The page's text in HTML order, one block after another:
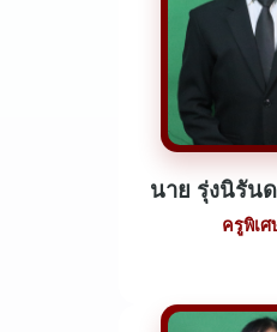
นาย รุ่งนิรัน
ครูพิเ